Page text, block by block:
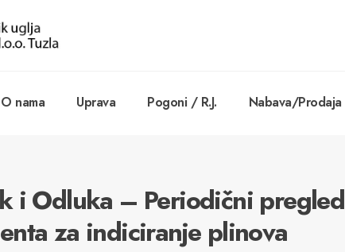
O nama Uprava Pogoni / R.J. Nabava/Prodaja
i Odluka – Periodični pregled
za indiciranje plinova